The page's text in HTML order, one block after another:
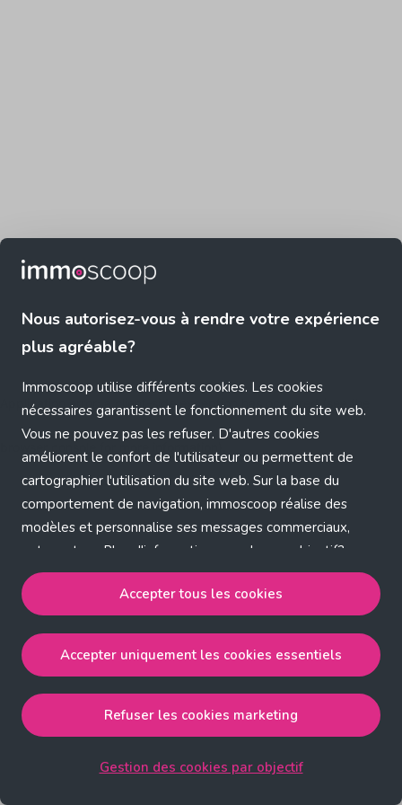
Nous autorisez-vous à rendre votre expérience
plus agréable?
Immoscoop utilise différents cookies. Les cookies
nécessaires garantissent le fonctionnement du site web.
Vous ne pouvez pas les refuser. D'autres cookies
améliorent le confort de l'utilisateur ou permettent de
cartographier l'utilisation du site web. Sur la base du
comportement de navigation, immoscoop réalise des
modèles et personnalise ses messages commerciaux,
entre autres. Plus d'informations sur chaque objectif?
Cliquez sur 'Gestion des cookies par objectif'.
Notre politique de cookies
Accepter tous les cookies
strictement nécessaires, performance, fonctionnalité et
publicité ciblée.
Accepter uniquement les cookies essentielsaccepte
les cookies strictement nécessaires.
Accepter tous les cookies
Accepter uniquement les cookies essentiels
Refuser les cookies marketing
Gestion des cookies par objectif
Application error: a client-side exception has occurred (see the
browser console for more information)